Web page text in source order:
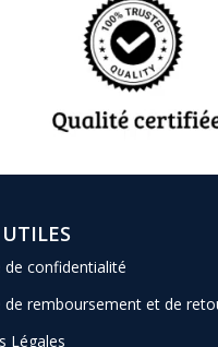
de confidentialité
de remboursement et de
Légales